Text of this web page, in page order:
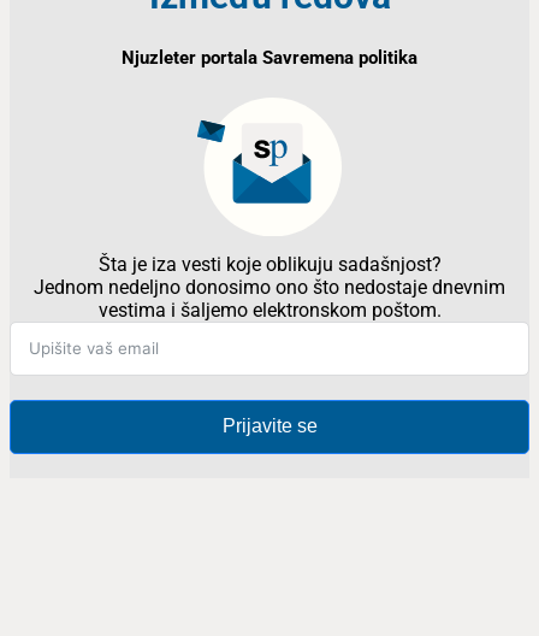
Njuzleter portala Savremena politika
Šta je iza vesti koje oblikuju sadašnjost?
Jednom nedeljno donosimo ono što nedostaje dnevnim
vestima i šaljemo elektronskom poštom.
Prijavite se